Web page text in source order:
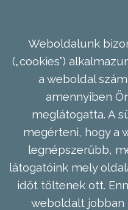
Weboldalunk
(„cookies”)
a weboldal
amennyiben
meglátogatta. A
megérteni, hogy a
legnépszerűbb,
látogatóink mely
időt töltenek ott.
weboldalt jobban